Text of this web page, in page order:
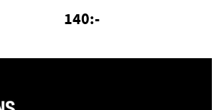
140:-